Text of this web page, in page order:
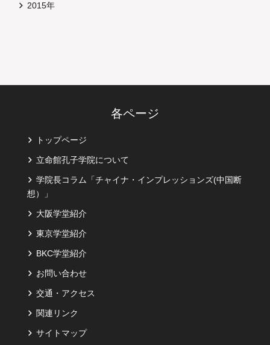
2015年
各ページ
トップページ
立命館孔子学院について
学院長コラム「チャイナ・インプレッションズ(中国断
想）」
大阪学堂紹介
東京学堂紹介
BKC学堂紹介
お問い合わせ
交通・アクセス
関連リンク
サイトマップ